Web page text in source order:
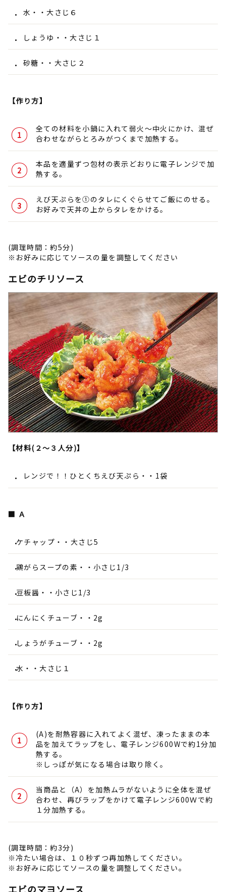
水・・大さじ６
しょうゆ・・大さじ１
砂糖・・大さじ２
【作り方】
全ての材料を小鍋に入れて弱火～中火にかけ、混ぜ
合わせながらとろみがつくまで加熱する。
本品を適量ずつ包材の表示どおりに電子レンジで加
熱する。
えび天ぷらを①のタレにくぐらせてご飯にのせる。
お好みで天丼の上からタレをかける。
(調理時間：約5分)
※お好みに応じてソースの量を調整してください
エビのチリソース
【材料(２～３人分)】
レンジで！！ひとくちえび天ぷら・・1袋
■ Ａ
ケチャップ・・大さじ5
鶏がらスープの素・・小さじ1/3
豆板醤・・小さじ1/3
にんにくチューブ・・2g
しょうがチューブ・・2g
水・・大さじ１
【作り方】
(A)を耐熱容器に入れてよく混ぜ、凍ったままの本
品を加えてラップをし、電子レンジ600Wで約1分加
熱する。
※しっぽが気になる場合は取り除く。
当商品と（A）を加熱ムラがないように全体を混ぜ
合わせ、再びラップをかけて電子レンジ600Ｗで約
１分加熱する。
(調理時間：約3分)
※冷たい場合は、１０秒ずつ再加熱してください。
※お好みに応じてソースの量を調整してください。
エビのマヨソース